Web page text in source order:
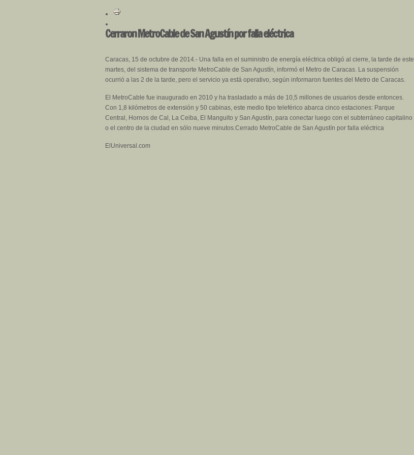
Cerraron MetroCable de San Agustín por falla eléctrica
Caracas, 15 de octubre de 2014.- Una falla en el suministro de energía eléctrica obligó al cierre, la tarde de este
martes, del sistema de transporte MetroCable de San Agustín, informó el Metro de Caracas. La suspensión
ocurrió a las 2 de la tarde, pero el servicio ya está operativo, según informaron fuentes del Metro de Caracas.
El MetroCable fue inaugurado en 2010 y ha trasladado a más de 10,5 millones de usuarios desde entonces.
Con 1,8 kilómetros de extensión y 50 cabinas, este medio tipo teleférico abarca cinco estaciones: Parque
Central, Hornos de Cal, La Ceiba, El Manguito y San Agustín, para conectar luego con el subterráneo capitalino
o el centro de la ciudad en sólo nueve minutos.Cerrado MetroCable de San Agustín por falla eléctrica
ElUniversal.com